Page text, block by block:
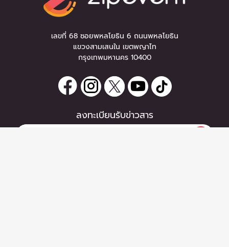
เลขที่ 68 ซอยพหลโยธิน 6 ถนนพหลโยธิน
แขวงสามเสนใน เขตพญาไท
กรุงเทพมหานคร 10400
ลงทะเบียนรับข่าวสาร